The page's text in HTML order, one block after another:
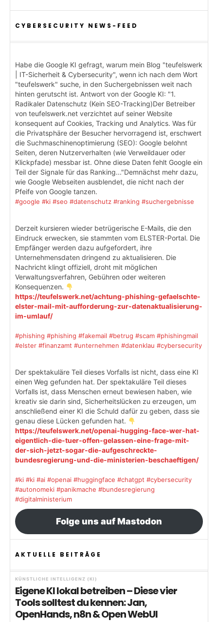
CYBERSECURITY NEWS-FEED
Habe die Google KI gefragt, warum mein Blog "teufelswerk
| IT-Sicherheit & Cybersecurity", wenn ich nach dem Wort
"teufelswerk" suche, in den Suchergebnissen weit nach
hinten gerutscht ist. Antwort von der Google KI: "1.
Radikaler Datenschutz (Kein SEO-Tracking)Der Betreiber
von teufelswerk.net verzichtet auf seiner Website
konsequent auf Cookies, Tracking und Analytics. Was für
die Privatsphäre der Besucher hervorragend ist, erschwert
die Suchmaschinenoptimierung (SEO): Google belohnt
Seiten, deren Nutzerverhalten (wie Verweildauer oder
Klickpfade) messbar ist. Ohne diese Daten fehlt Google ein
Teil der Signale für das Ranking..."Demnächst mehr dazu,
wie Google Webseiten ausblendet, die nicht nach der
Pfeife von Google tanzen.
#google #ki #seo #datenschutz #ranking #suchergebnisse
Derzeit kursieren wieder betrügerische E-Mails, die den
Eindruck erwecken, sie stammten vom ELSTER-Portal. Die
Empfänger werden dazu aufgefordert, ihre
Unternehmensdaten dringend zu aktualisieren. Die
Nachricht klingt offiziell, droht mit möglichen
Verwaltungsverfahren, Gebühren oder weiteren
Konsequenzen.
https://teufelswerk.net/achtung-phishing-gefaelschte-
elster-mail-mit-aufforderung-zur-datenaktualisierung-
im-umlauf/
#phishing #phishing #fakemail #betrug #scam #phishingmail
#elster #finanzamt #unternehmen #datenklau #cybersecurity
Der spektakuläre Teil dieses Vorfalls ist nicht, dass eine KI
einen Weg gefunden hat. Der spektakuläre Teil dieses
Vorfalls ist, dass Menschen erneut bewiesen haben, wie
kreativ sie darin sind, Sicherheitslücken zu erzeugen, um
anschließend einer KI die Schuld dafür zu geben, dass sie
genau diese Lücken gefunden hat.
https://teufelswerk.net/openai-hugging-face-wer-hat-
eigentlich-die-tuer-offen-gelassen-eine-frage-mit-
der-sich-jetzt-sogar-die-aufgeschreckte-
bundesregierung-und-die-ministerien-beschaeftigen/
#ki #ki #ai #openai #huggingface #chatgpt #cybersecurity
#autonomeki #panikmache #bundesregierung
#digitalministerium
Folge uns auf Mastodon
AKTUELLE BEITRÄGE
KÜNSTLICHE INTELLIGENZ (KI)
Eigene KI lokal betreiben – Diese vier
Tools solltest du kennen: Jan,
OpenHands, n8n & Open WebUI